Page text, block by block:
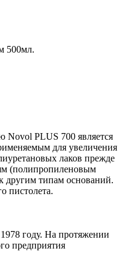
500мл.
Novol PLUS 700 является
для увеличения
лаков прежде
(полипропиленовым
другим типам оснований.
пистолета.
году. На протяжении
предприятия